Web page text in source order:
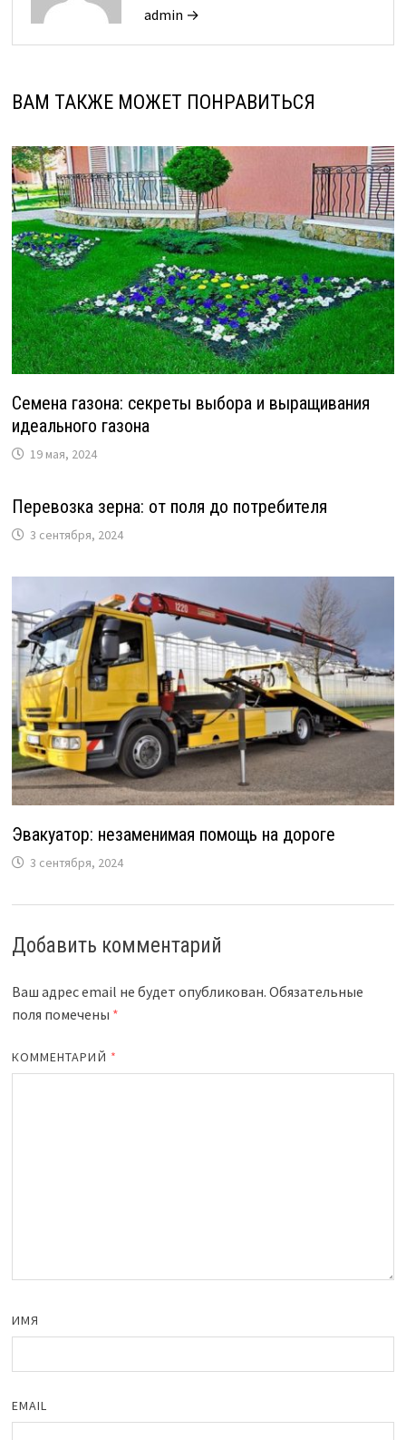
admin →
ВАМ ТАКЖЕ МОЖЕТ ПОНРАВИТЬСЯ
Семена газона: секреты выбора и выращивания
идеального газона
19 мая, 2024
Перевозка зерна: от поля до потребителя
3 сентября, 2024
Эвакуатор: незаменимая помощь на дороге
3 сентября, 2024
Добавить комментарий
Ваш адрес email не будет опубликован. Обязательные
поля помечены *
КОММЕНТАРИЙ *
ИМЯ
EMAIL